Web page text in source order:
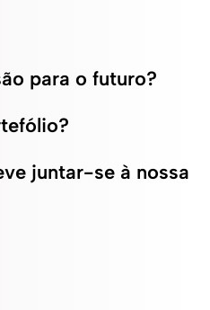
para o futuro?
juntar-se à nossa